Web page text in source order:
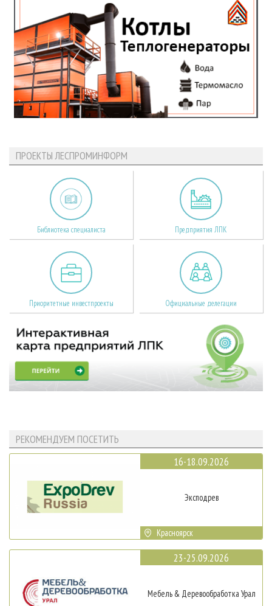
ПРОЕКТЫ ЛЕСПРОМИНФОРМ
Библиотека специалиста Предприятия ЛПК
Приоритетные инвестпроекты Официальные делегации
РЕКОМЕНДУЕМ ПОСЕТИТЬ
16-18.09.2026
Эксподрев
Красноярск
23-25.09.2026
Мебель & Деревообработка Урал